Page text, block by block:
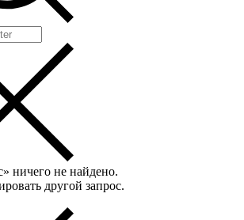
» ничего не найдено.
другой запрос.